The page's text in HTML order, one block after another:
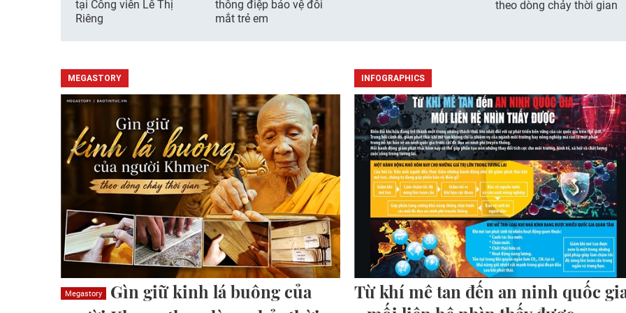
tại Công viên Lê Thị
Riêng
thông điệp bảo vệ đôi
mắt trẻ em
theo dòng chảy thời gian
MEGASTORY
Megastory
Gìn giữ kinh lá buông của
INFOGRAPHICS
Từ khí mê tan đến an ninh quốc